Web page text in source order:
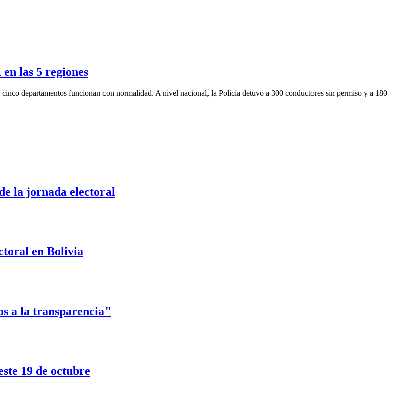
las 5 regiones
departamentos funcionan con normalidad. A nivel nacional, la Policía detuvo a 300 conductores sin permiso y a 180
la jornada electoral
en Bolivia
a la transparencia"
19 de octubre